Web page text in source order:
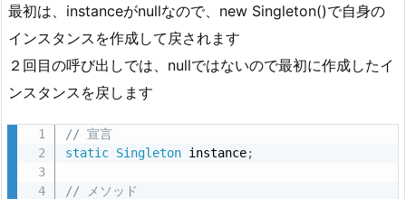
ン
パ
タ
ン
の
義
最初は、instanceがnullなので、new Singleton()で自身の
インスタンスを作成して戻されます
２回目の呼び出しでは、nullではないので最初に作成したイ
ンスタンスを戻します
// 宣言
static Singleton instance;
// メソッド